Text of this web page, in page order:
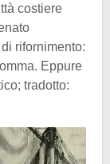
costiere
rifornimento:
Eppure
tradotto: